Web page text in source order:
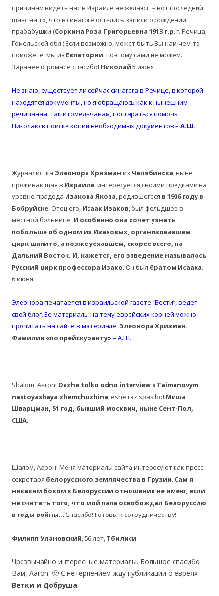
причинам видеть нас в Израиле не желают, – вот последний
шанс на то, что в синагоге остались записи о рождении
прабабушки (Соркина Роза Григорьевна 1913 г.р. г. Речица,
Гомельской обл.) Если возможно, может быть Вы нам чем-то
поможете, мы из Евпатории, поэтому сами не можем.
Заранее огромное спасибо! Николай 5 июня
Не знаю, существует ли сейчас синагога в Речице, в которой
находятся документы, но я обращаюсь как к нынешним
речичанам, так и гомельчанам, постараться помочь
Николаю в поиске копий необходимых документов – А.Ш.
Журналистка Элеонора Хризман из Челябинска, ныне
проживающая в Израиле, интересуется своими предками на
уровне прадеда Изакова Якова, родившегося в 1906 году в
Бобруйске. Отец его, Исаак Изаков, был фельдшер в
местной больнице. И особенно она хочет узнать
побольше об одном из Изаковых, организовавшем
цирк шапито, а позже уехавшем, скорее всего, на
Дальний Восток. И, кажется, его заведение называлось
Русский цирк профессора Изако. Он был братом Исаака.
6 июня
Элеонора печатается в израильской газете “Вести”, ведет
свой блог. Ее материалы на тему еврейских корней можно
прочитать на сайте в материале: Элеонора Хризман.
Фамилии «по прейскуранту» – А.Ш.
Shalom, Aaron! Dazhe tolko odno interview s Taimanovym
nastoyashaya zhemchuzhina, eshe raz spasibo! Миша
Шварцман, 51 год, бывший москвич, ныне Сент-Пол,
США.
Шалом, Аарон! Меня материалы сайта интересуют как пресс-
секретаря белорусского землячества в Грузии. Сам я
никаким боком к Белоруссии отношения не имею, если
не считать того, что мой папа освобождал Белоруссию
в годы войны… Спасибо! Готовы к сотрудничеству!
Филипп Улановский, 56 лет, Тбилиси
Чрезвычайно интересные материалы. Большое спасибо
Вам, Aaron. 🙂 С нетерпением жду публикации о евреях
Ветки и Добруша.